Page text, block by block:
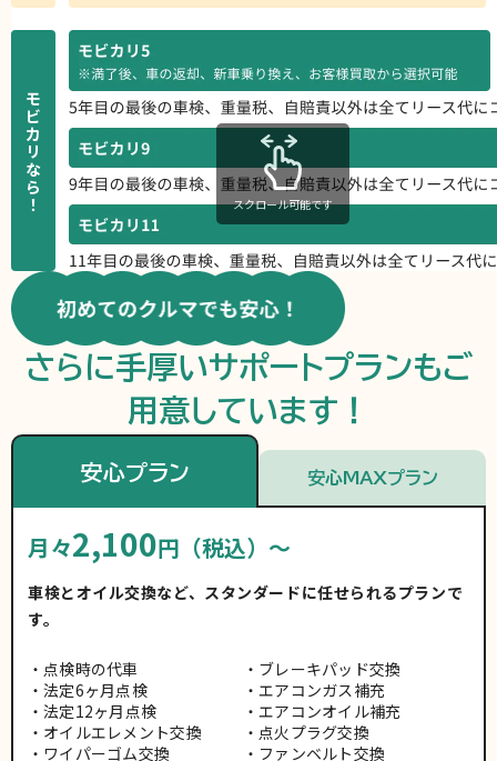
モ
ビ
カ
リ
な
ら
！
スクロール可能です
さらに手厚いサポートプランもご
用意しています！
安心プラン 安心MAXプラン
月々2,100円（税込）～
車検とオイル交換など、スタンダードに任せられるプランで
す。
点検時の代車
法定6ヶ月点検
法定12ヶ月点検
オイルエレメント交換
ワイパーゴム交換
ブレーキパッド交換
エアコンガス補充
エアコンオイル補充
点火プラグ交換
ファンベルト交換